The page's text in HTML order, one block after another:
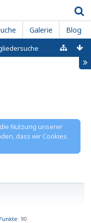
Galerie Blog
Nutzung unserer
dass wir Cookies
90